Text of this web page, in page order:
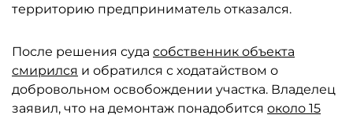
территорию предприниматель отказался.
После решения суда собственник объекта
смирился и обратился с ходатайством о
добровольном освобождении участка. Владелец
заявил, что на демонтаж понадобится около 15